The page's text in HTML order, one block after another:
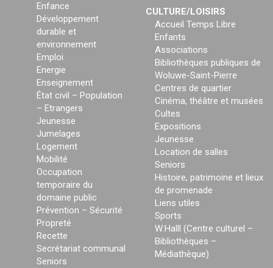
Enfance
Développement
durable et
environnement
Emploi
Energie
Enseignement
État civil – Population
– Etrangers
Jeunesse
Jumelages
Logement
Mobilité
Occupation
temporaire du
domaine public
Prévention – Sécurité
Propreté
Recette
Secrétariat communal
Seniors
CULTURE/LOISIRS
Accueil Temps Libre
Enfants
Associations
Bibliothèques publiques de
Woluwe-Saint-Pierre
Centres de quartier
Cinéma, théâtre et musées
Cultes
Expositions
Jeunesse
Location de salles
Seniors
Histoire, patrimoine et lieux
de promenade
Liens utiles
Sports
W:Halll (Centre culturel –
Bibliothèques –
Médiathèque)